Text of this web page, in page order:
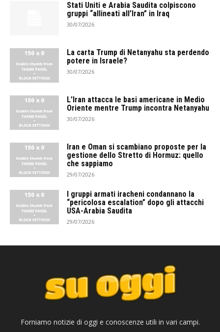
Stati Uniti e Arabia Saudita colpiscono
gruppi “allineati all’Iran” in Iraq
30/07/2026
La carta Trump di Netanyahu sta perdendo
potere in Israele?
30/07/2026
L’Iran attacca le basi americane in Medio
Oriente mentre Trump incontra Netanyahu
30/07/2026
Iran e Oman si scambiano proposte per la
gestione dello Stretto di Hormuz: quello
che sappiamo
29/07/2026
I gruppi armati iracheni condannano la
“pericolosa escalation” dopo gli attacchi
USA-Arabia Saudita
29/07/2026
Forniamo notizie di oggi e conoscenze utili in vari campi.